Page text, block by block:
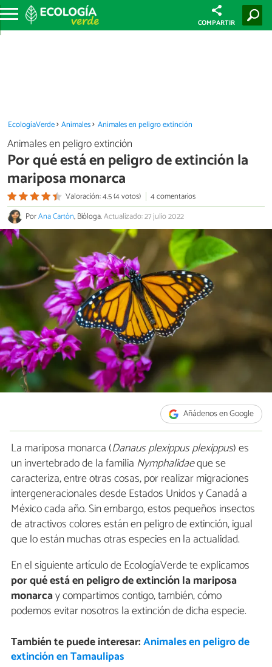
COMPARTIR
EcologíaVerde Animales Animales en peligro extinción
Animales en peligro extinción
Por qué está en peligro de extinción la
mariposa monarca
Valoración: 4.5 (4 votos)
4 comentarios
PorAna Cartón, Bióloga.Actualizado: 27 julio 2022
Añádenos en Google
La mariposa monarca (Danaus plexippus plexippus) es
un invertebrado de la familia Nymphalidaeque se
caracteriza, entre otras cosas, por realizar migraciones
intergeneracionales desde Estados Unidos y Canadá a
México cada año. Sin embargo, estos pequeños insectos
de atractivos colores están en peligro de extinción, igual
que lo están muchas otras especies en la actualidad.
En el siguiente artículo de EcologíaVerde te explicamos
por qué está en peligro de extinción la mariposa
monarcay compartimos contigo, también, cómo
podemos evitar nosotros la extinción de dicha especie.
También te puede interesar:Animales en peligro de
extinción en Tamaulipas